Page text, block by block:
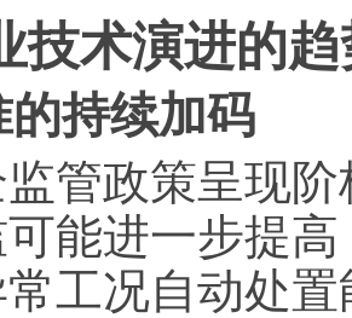
技术演进的
持续加码
管政策呈现
能进一步提
工况自动处